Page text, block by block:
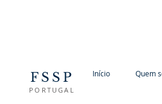
FSSP
PORTUGAL
Início Quem